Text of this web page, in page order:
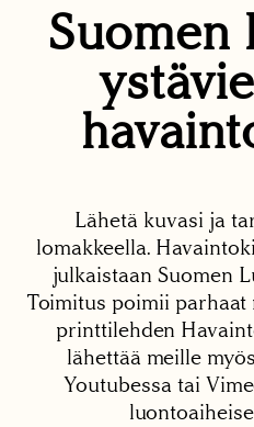
Suomen
Lähetä kuvasi ja
lomakkeella.
julkaistaan Suomen
Toimitus poimii parhaat
printtilehden
lähettää meille
Youtubessa tai